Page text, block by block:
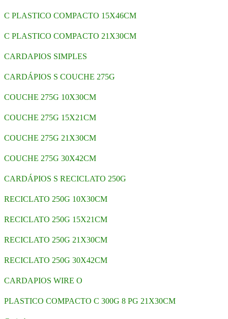
C PLASTICO COMPACTO 15X46CM
C PLASTICO COMPACTO 21X30CM
CARDAPIOS SIMPLES
CARDÁPIOS S COUCHE 275G
COUCHE 275G 10X30CM
COUCHE 275G 15X21CM
COUCHE 275G 21X30CM
COUCHE 275G 30X42CM
CARDÁPIOS S RECICLATO 250G
RECICLATO 250G 10X30CM
RECICLATO 250G 15X21CM
RECICLATO 250G 21X30CM
RECICLATO 250G 30X42CM
CARDAPIOS WIRE O
PLASTICO COMPACTO C 300G 8 PG 21X30CM